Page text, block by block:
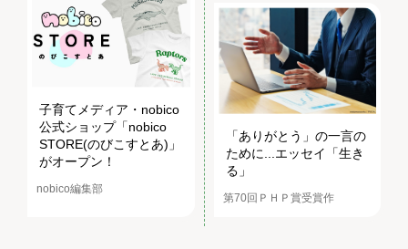
子育てメディア・nobico
公式ショップ「nobico
STORE(のびこすとあ)」
がオープン！
nobico編集部
「ありがとう」の一言の
ために...エッセイ「生き
る」
第70回ＰＨＰ賞受賞作